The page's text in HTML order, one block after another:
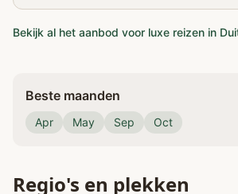
Bekijk al het aanbod voor luxe reizen in
Beste maanden
Apr May Sep Oct
Regio's en plekken